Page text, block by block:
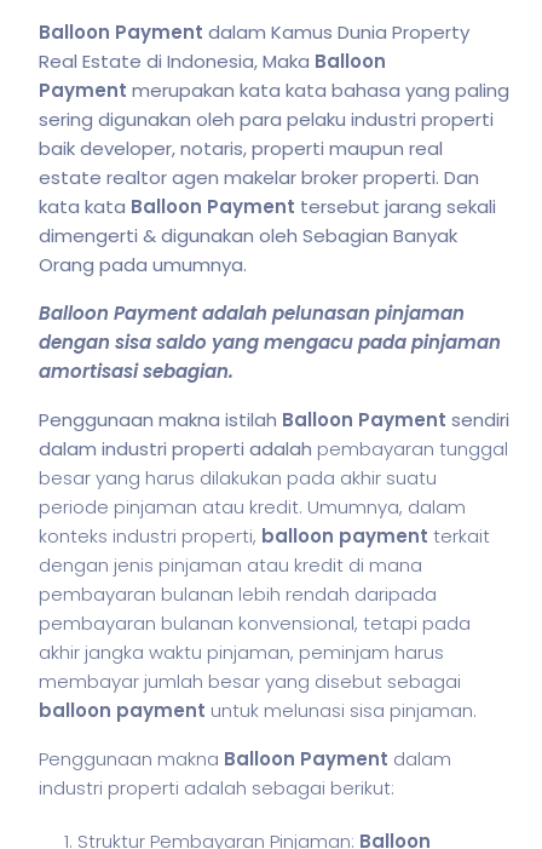
Balloon Payment dalam Kamus Dunia Property
Real Estate di Indonesia, Maka Balloon
Payment merupakan kata kata bahasa yang paling
sering digunakan oleh para pelaku industri properti
baik developer, notaris, properti maupun real
estate realtor agen makelar broker properti. Dan
kata kata Balloon Payment tersebut jarang sekali
dimengerti & digunakan oleh Sebagian Banyak
Orang pada umumnya.
Balloon Payment adalah pelunasan pinjaman
dengan sisa saldo yang mengacu pada pinjaman
amortisasi sebagian.
Penggunaan makna istilah Balloon Payment sendiri
dalam industri properti adalah pembayaran tunggal
besar yang harus dilakukan pada akhir suatu
periode pinjaman atau kredit. Umumnya, dalam
konteks industri properti, balloon payment terkait
dengan jenis pinjaman atau kredit di mana
pembayaran bulanan lebih rendah daripada
pembayaran bulanan konvensional, tetapi pada
akhir jangka waktu pinjaman, peminjam harus
membayar jumlah besar yang disebut sebagai
balloon payment untuk melunasi sisa pinjaman.
Penggunaan makna Balloon Payment dalam
industri properti adalah sebagai berikut:
Struktur Pembayaran Pinjaman: Balloon